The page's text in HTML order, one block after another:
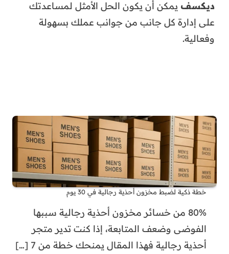
ديكسف يمكن أن يكون الحل الأمثل لمساعدتك
على إدارة كل جانب من جوانب عملك بسهولة
وفعالية.
خطة ذكية لضبط مخزون أحذية رجالية في 30 يوم
80% من خسائر مخزون أحذية رجالية سببها
الفوضى وضعف المتابعة، إذا كنت تدير متجر
أحذية رجالية فهذا المقال يمنحك خطة من 7
[…]